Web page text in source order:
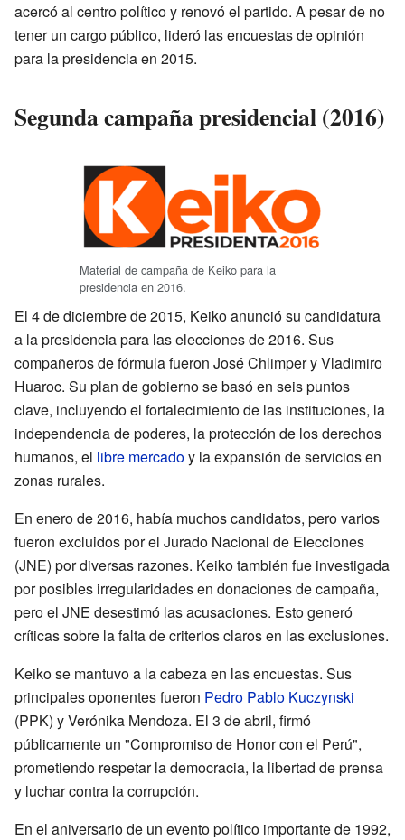
acercó al centro político y renovó el partido. A pesar de no
tener un cargo público, lideró las encuestas de opinión
para la presidencia en 2015.
Segunda campaña presidencial (2016)
Material de campaña de Keiko para la
presidencia en 2016.
El 4 de diciembre de 2015, Keiko anunció su candidatura
a la presidencia para las elecciones de 2016. Sus
compañeros de fórmula fueron José Chlimper y Vladimiro
Huaroc. Su plan de gobierno se basó en seis puntos
clave, incluyendo el fortalecimiento de las instituciones, la
independencia de poderes, la protección de los derechos
humanos, el libre mercadoy la expansión de servicios en
zonas rurales.
En enero de 2016, había muchos candidatos, pero varios
fueron excluidos por el Jurado Nacional de Elecciones
(JNE) por diversas razones. Keiko también fue investigada
por posibles irregularidades en donaciones de campaña,
pero el JNE desestimó las acusaciones. Esto generó
críticas sobre la falta de criterios claros en las exclusiones.
Keiko se mantuvo a la cabeza en las encuestas. Sus
principales oponentes fueron Pedro Pablo Kuczynski
(PPK) y Verónika Mendoza. El 3 de abril, firmó
públicamente un "Compromiso de Honor con el Perú",
prometiendo respetar la democracia, la libertad de prensa
y luchar contra la corrupción.
En el aniversario de un evento político importante de 1992,